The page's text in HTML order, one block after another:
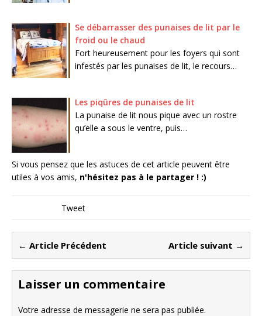
Se débarrasser des punaises de lit par le
froid ou le chaud
Fort heureusement pour les foyers qui sont
infestés par les punaises de lit, le recours…
Les piqûres de punaises de lit
La punaise de lit nous pique avec un rostre
qu’elle a sous le ventre, puis…
Si vous pensez que les astuces de cet article peuvent être
utiles à vos amis, n'hésitez pas à le partager ! :)
Tweet
← Article Précédent Article suivant →
Laisser un commentaire
Votre adresse de messagerie ne sera pas publiée.